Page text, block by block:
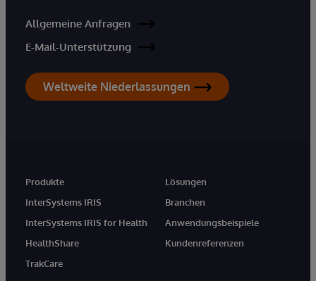
Allgemeine Anfragen
E-Mail-Unterstützung
Weltweite Niederlassungen
Produkte
InterSystems IRIS
InterSystems IRIS for Health
HealthShare
TrakCare
Lösungen
Branchen
Anwendungsbeispiele
Kundenreferenzen